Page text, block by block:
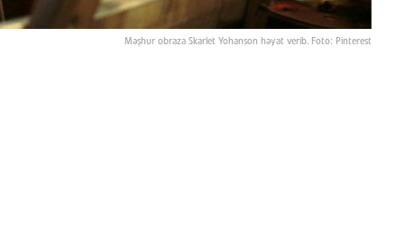
Məşhur obraza Skarlet Yohanson həyat verib. Foto: Pinterest